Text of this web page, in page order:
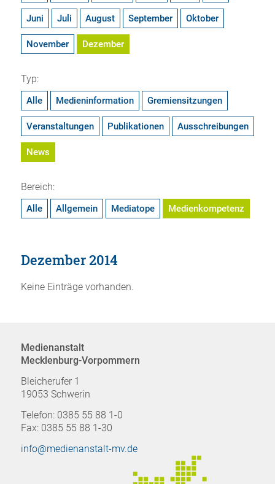
Juni Juli August September Oktober
November Dezember
Typ:
Alle Medieninformation Gremiensitzungen
Veranstaltungen Publikationen Ausschreibungen
News
Bereich:
Alle Allgemein Mediatope Medienkompetenz
Dezember 2014
Keine Einträge vorhanden.
Medienanstalt
Mecklenburg-Vorpommern
Bleicherufer 1
19053 Schwerin
Telefon: 0385 55 88 1-0
Fax: 0385 55 88 1-30
info@medienanstalt-mv.de